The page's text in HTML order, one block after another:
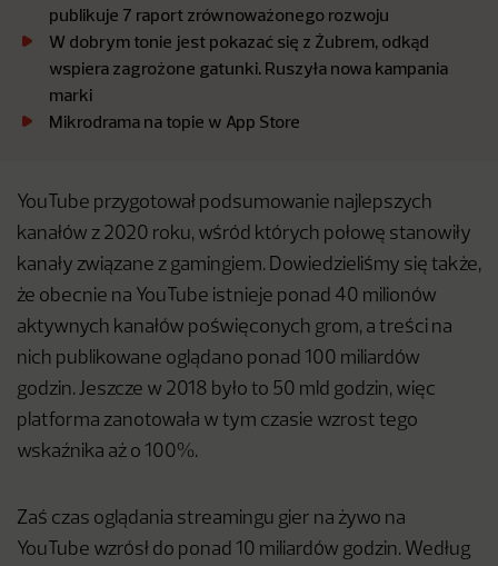
publikuje 7 raport zrównoważonego rozwoju
W dobrym tonie jest pokazać się z Żubrem, odkąd
wspiera zagrożone gatunki. Ruszyła nowa kampania
marki
Mikrodrama na topie w App Store
YouTube przygotował podsumowanie najlepszych
kanałów z 2020 roku, wśród których połowę stanowiły
kanały związane z gamingiem. Dowiedzieliśmy się także,
że obecnie na YouTube istnieje ponad 40 milionów
aktywnych kanałów poświęconych grom, a treści na
nich publikowane oglądano ponad 100 miliardów
godzin. Jeszcze w 2018 było to 50 mld godzin, więc
platforma zanotowała w tym czasie wzrost tego
wskaźnika aż o 100%.
Zaś czas oglądania streamingu gier na żywo na
YouTube wzrósł do ponad 10 miliardów godzin. Według